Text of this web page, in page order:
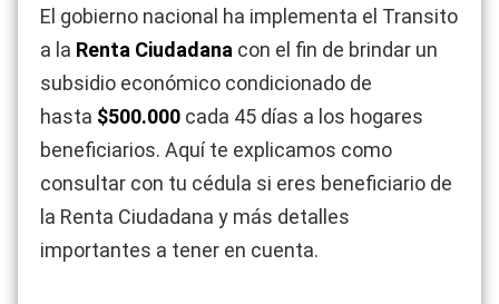
El gobierno nacional ha implementa el Transito
a la Renta Ciudadana con el fin de brindar un
subsidio económico condicionado de
hasta $500.000 cada 45 días a los hogares
beneficiarios. Aquí te explicamos como
consultar con tu cédula si eres beneficiario de
la Renta Ciudadana y más detalles
importantes a tener en cuenta.